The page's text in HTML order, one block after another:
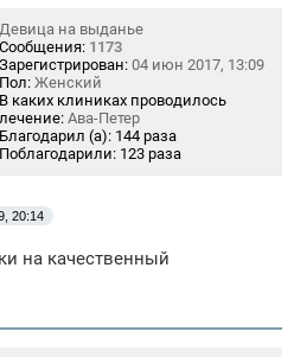
Девица на выданье
Сообщения: 1173
Зарегистрирован: 04 июн 2017, 13:09
Пол: Женский
В каких клиниках проводилось
лечение: Ава-Петер
Благодарил (а): 144 раза
Поблагодарили: 123 раза
20:14
на качественный